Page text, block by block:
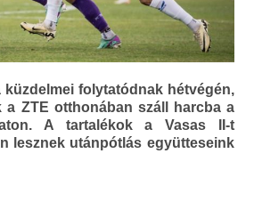
küzdelmei folytatódnak hétvégén,
a ZTE otthonában száll harcba a
A tartalékok a Vasas II-t
lesznek utánpótlás együtteseink